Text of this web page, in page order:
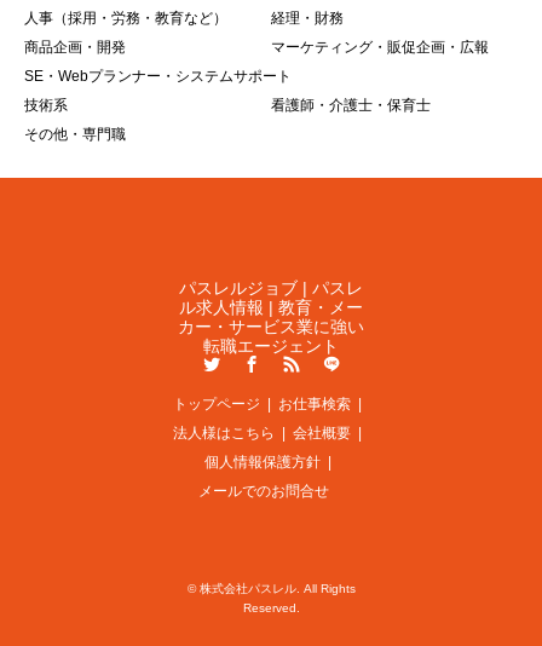
人事（採用・労務・教育など）
経理・財務
商品企画・開発
マーケティング・販促企画・広報
SE・Webプランナー・システムサポート
技術系
看護師・介護士・保育士
その他・専門職
パスレルジョブ | パスレ
ル求人情報 | 教育・メー
カー・サービス業に強い
転職エージェント
LINE
トップページ
お仕事検索
法人様はこちら
会社概要
個人情報保護方針
メールでのお問合せ
©株式会社パスレル. All Rights
Reserved.